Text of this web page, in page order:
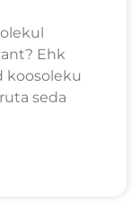
Ehk
koosoleku
seda